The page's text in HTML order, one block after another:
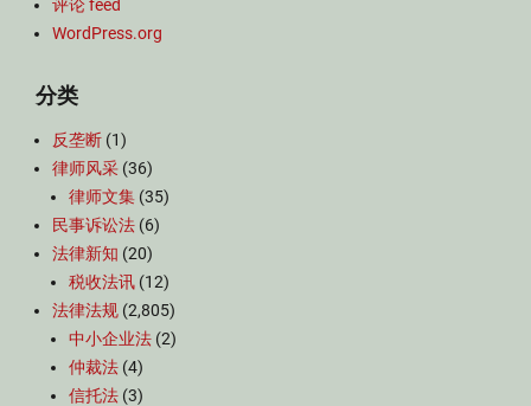
评论 feed
WordPress.org
分类
反垄断 (1)
律师风采 (36)
律师文集 (35)
民事诉讼法 (6)
法律新知 (20)
税收法讯 (12)
法律法规 (2,805)
中小企业法 (2)
仲裁法 (4)
信托法 (3)